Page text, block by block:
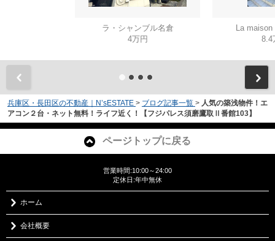
ラ・シャンブル名倉
4万円
La maison
8.4
兵庫区・長田区の不動産｜N’sESTATE > ブログ記事一覧 > 人気の築浅物件！エ
アコン２台・ネット無料！ライフ近く！【フジパレス須磨鷹取Ⅱ番館103】
ページトップに戻る
営業時間:10:00～24:00
定休日:年中無休
ホーム
会社概要